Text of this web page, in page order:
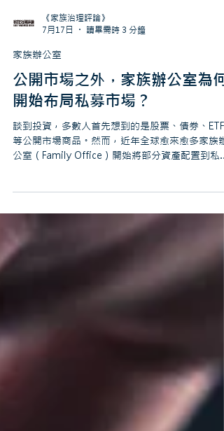
《家族治理評論》
7月17日
讀畢需時 3 分鐘
公開市場之外，家族辦公室為何
開始布局私募市場？
公室（Family Office）開始將部分資產配置到私募
市場（Private Markets），包括私募股權、私募信
貸、基礎建設等另類資產。 近年愈來愈多企業選擇
在非上市階段完成重要的成長與擴張，也讓私募市
場成為長期資本的重要舞台。對家族辦公室而言，
如果只布局公開市場，可能無法完整參與企業價值
會。 在 UltraHigh Summit 2026 中，安麟
近年持續提高私募市場配置，背後反映的並非短期
市場趨勢，而是家族資本管理思維的轉變。